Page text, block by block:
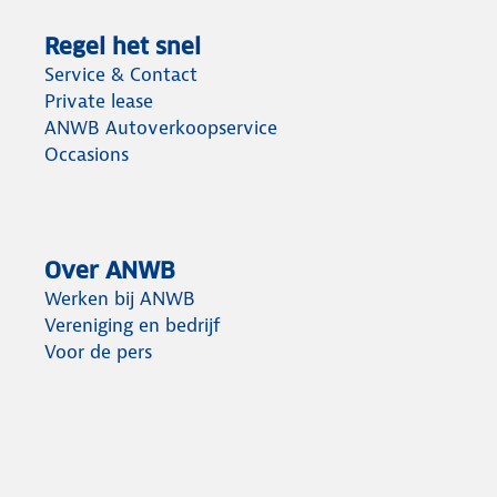
Regel het snel
Service & Contact
Private lease
ANWB Autoverkoopservice
Occasions
Over ANWB
Werken bij ANWB
Vereniging en bedrijf
Voor de pers